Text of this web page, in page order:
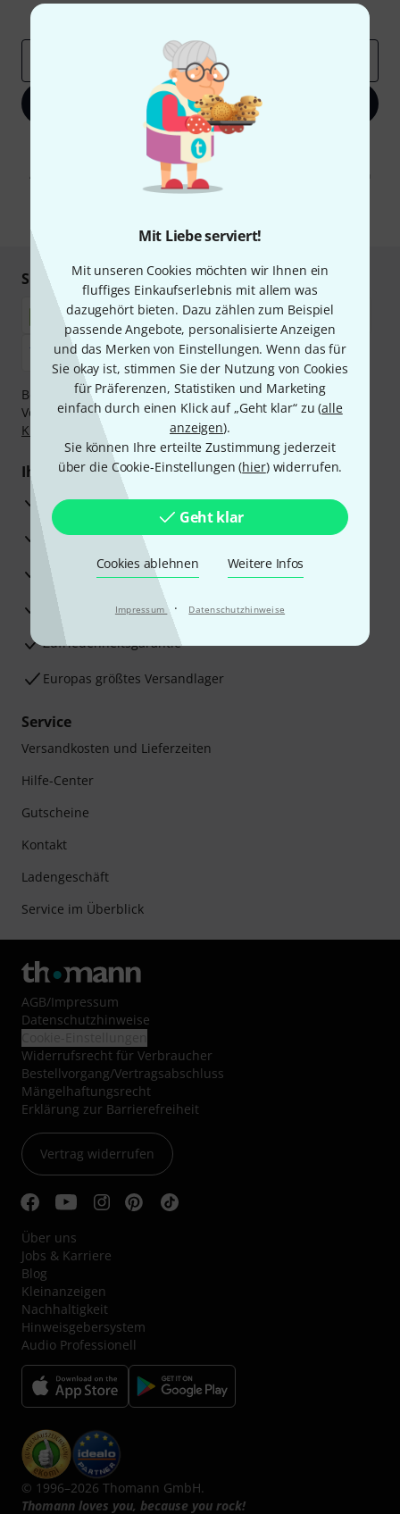
Mit Liebe serviert!
Mit unseren Cookies möchten wir Ihnen ein
fluffiges Einkaufserlebnis mit allem was
dazugehört bieten. Dazu zählen zum Beispiel
passende Angebote, personalisierte Anzeigen
und das Merken von Einstellungen. Wenn das für
Sie okay ist, stimmen Sie der Nutzung von Cookies
für Präferenzen, Statistiken und Marketing
einfach durch einen Klick auf „Geht klar“ zu (alle
anzeigen).
Sie können Ihre erteilte Zustimmung jederzeit
über die Cookie-Einstellungen (hier) widerrufen.
Geht klar
Cookies ablehnen Weitere Infos
Impressum · Datenschutzhinweise
Thomann Insights
Jetzt anmelden
Mit Klick auf „Jetzt anmelden“ stimmen Sie dem Erhalt von E-Mail-
Werbung und einer Messung des E-Mail-Nutzungsverhaltens zu. Die
Abmeldung ist jederzeit möglich. Weitere Informationen finden Sie in
unserenDatenschutzhinweisen
Sicher einkaufen & bezahlen
Bezahlen Sie vertraulich und sicher per Nachnahme,
Vorkasse, PayPal, Amazon Pay,Klarna Sofort bezahlen
Klarna Ratenzahlung
oder Kreditkarte.
Ihre Vorteile
3 Jahre Thomann Garantie
30 Tage Money-Back-Garantie
Reparaturservice
Beratung durch Fachexperten
Zufriedenheitsgarantie
Europas größtes Versandlager
Service
Versandkosten und Lieferzeiten
Hilfe-Center
Gutscheine
Kontakt
Ladengeschäft
Service im Überblick
AGB/Impressum
Datenschutzhinweise
Widerrufsrecht für Verbraucher
Bestellvorgang/Vertragsabschluss
Mängelhaftungsrecht
Erklärung zur Barrierefreiheit
Vertrag widerrufen
Über uns
Jobs & Karriere
Blog
Kleinanzeigen
Nachhaltigkeit
Hinweisgebersystem
Audio Professionell
© 1996–2026 Thomann GmbH.
Thomann loves you, because you rock!